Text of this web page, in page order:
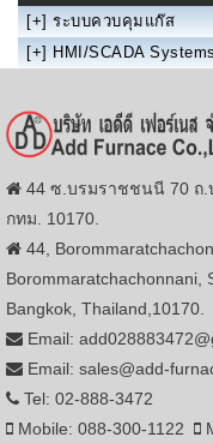
[+] ระบบควบคุมแก๊ส
[+] HMI/SCADA Systems
44 ซ.บรมราชชนนี 70
กทม. 10170.
44,
Borommaratchachonnani,
Bangkok, Thailand,10170.
Email:
Email: sales@add-
Tel: 02-888-3472
Mobile: 088-300-1122